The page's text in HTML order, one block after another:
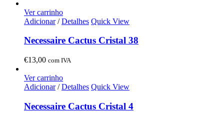
Ver carrinho
Adicionar/ Detalhes Quick View
Necessaire Cactus Cristal 38
€13,00 com IVA
Ver carrinho
Adicionar/ Detalhes Quick View
Necessaire Cactus Cristal 4